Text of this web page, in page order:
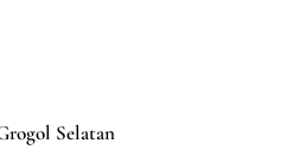
Selatan